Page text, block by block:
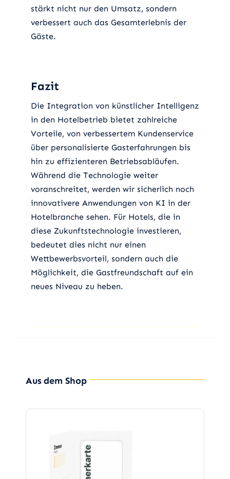
stärkt nicht nur den Umsatz, sondern
verbessert auch das Gesamterlebnis der
Gäste.
Fazit
Die Integration von künstlicher Intelligenz
in den Hotelbetrieb bietet zahlreiche
Vorteile, von verbessertem Kundenservice
über personalisierte Gasterfahrungen bis
hin zu effizienteren Betriebsabläufen.
Während die Technologie weiter
voranschreitet, werden wir sicherlich noch
innovativere Anwendungen von KI in der
Hotelbranche sehen. Für Hotels, die in
diese Zukunftstechnologie investieren,
bedeutet dies nicht nur einen
Wettbewerbsvorteil, sondern auch die
Möglichkeit, die Gastfreundschaft auf ein
neues Niveau zu heben.
Aus dem Shop